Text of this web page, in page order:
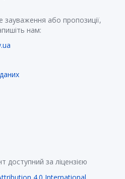
зауваження або пропозиції,
нам:
доступний за ліцензією